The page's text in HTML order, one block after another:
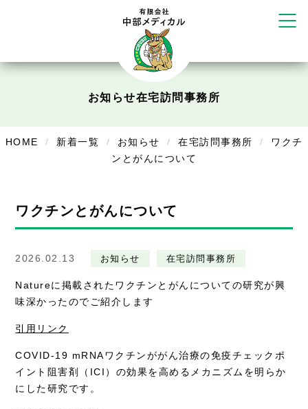
Cure
美容
お知らせ
症例別施術
お知らせ在宅訪問事務所
HOME 新着一覧 お知らせ 在宅訪問事務所
ワクチ
ンとがんについて
ワクチンとがんについて
2026.02.13 お知らせ 在宅訪問事務所
Natureに掲載されたワクチンとがんについての研究が興
味深かったのでご紹介します
引用リンク
COVID-19 mRNAワクチンががん治療の免疫チェックポ
イント阻害剤（ICI）の効果を高めるメカニズムを明らか
にした研究です。